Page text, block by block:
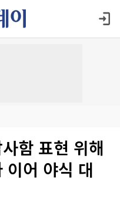
함 표현 위해
어 야식 대